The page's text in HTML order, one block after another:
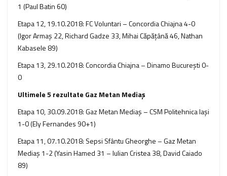
1 (Paul Batin 60)
Etapa 12, 19.10.2018: FC Voluntari – Concordia Chiajna 4-0
(Igor Armaş 22, Richard Gadze 33, Mihai Căpăţână 46, Nathan
Kabasele 89)
Etapa 13, 29.10.2018: Concordia Chiajna – Dinamo București 0-
0
Ultimele 5 rezultate Gaz Metan Mediaş
Etapa 10, 30.09.2018: Gaz Metan Mediaș – CSM Politehnica Iaşi
1-0 (Ely Fernandes 90+1)
Etapa 11, 07.10.2018: Sepsi Sfântu Gheorghe – Gaz Metan
Mediaș 1-2 (Yasin Hamed 31 – Iulian Cristea 38, David Caiado
89)